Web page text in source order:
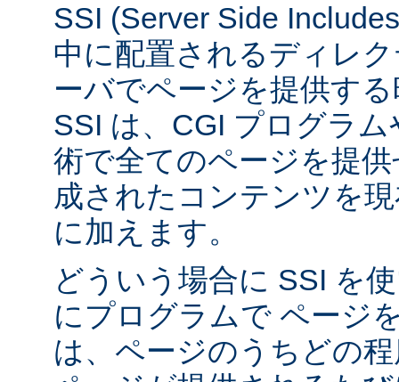
SSI (Server Side
中に配置されるディレ
ーバでページを提供す
SSI は、CGI プログラ
術で全てのページを提
成されたコンテンツを
に加えます。
どういう場合に SSI を
にプログラムで ページ
は、ページのうちどの